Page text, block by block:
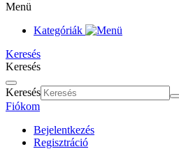
Menü
Kategóriák
Keresés
Keresés
Keresés
Fiókom
Bejelentkezés
Regisztráció